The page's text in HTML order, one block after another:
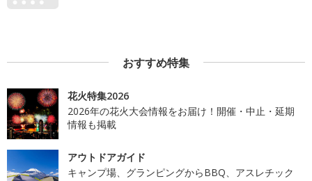
おすすめ特集
花火特集2026
2026年の花火大会情報をお届け！開催・中止・延期
情報も掲載
アウトドアガイド
キャンプ場、グランピングからBBQ、アスレチック